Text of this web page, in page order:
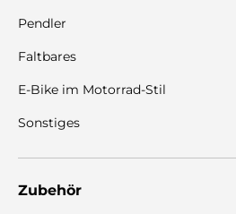
Pendler
Faltbares
E-Bike im Motorrad-Stil
Sonstiges
Zubehör